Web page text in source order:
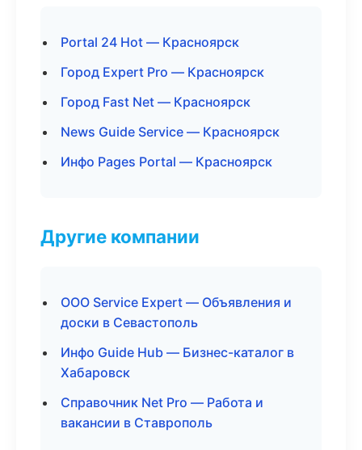
Portal 24 Hot — Красноярск
Город Expert Pro — Красноярск
Город Fast Net — Красноярск
News Guide Service — Красноярск
Инфо Pages Portal — Красноярск
Другие компании
ООО Service Expert — Объявления и
доски в Севастополь
Инфо Guide Hub — Бизнес-каталог в
Хабаровск
Справочник Net Pro — Работа и
вакансии в Ставрополь